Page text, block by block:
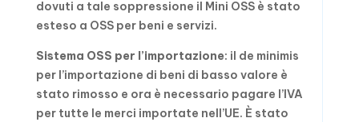
dovuti a tale soppressione il Mini OSS è stato
esteso a OSS per beni e servizi.
Sistema OSS per l’importazione: il de minimis
per l’importazione di beni di basso valore è
stato rimosso e ora è necessario pagare l’IVA
per tutte le merci importate nell’UE. È stato